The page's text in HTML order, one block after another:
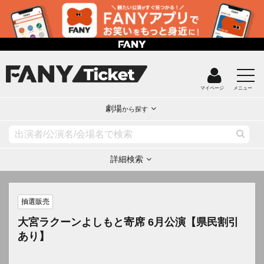
マイページ メニュー
劇場から探す
詳細検索
抽選販売
大宮ラクーンよしもと寄席 6月公演【県民割引
あり】